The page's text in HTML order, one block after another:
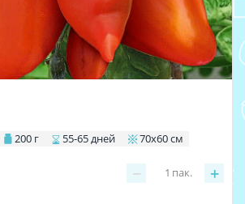
200 г 55-65 дней 70х60 см
− +
1 пак.